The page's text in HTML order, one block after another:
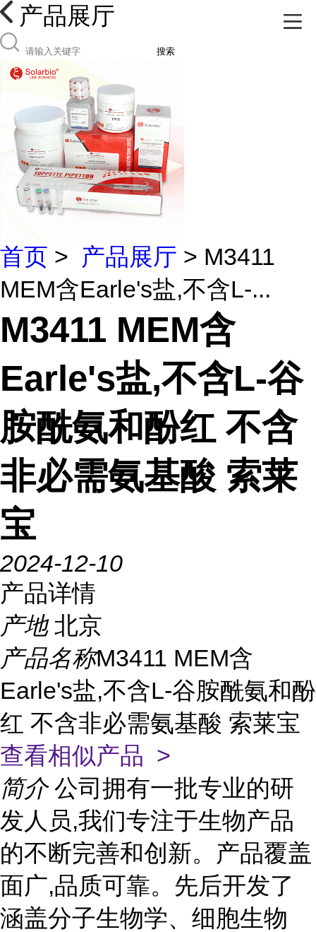
产品展厅
搜索
首页 > 产品展厅 > M3411
MEM含Earle's盐,不含L-...
M3411 MEM含
Earle's盐,不含L-谷
胺酰氨和酚红 不含
非必需氨基酸 索莱
宝
2024-12-10
产品详情
产地 北京
产品名称M3411 MEM含
Earle's盐,不含L-谷胺酰氨和酚
红 不含非必需氨基酸 索莱宝
查看相似产品 >
简介 公司拥有一批专业的研
发人员,我们专注于生物产品
的不断完善和创新。产品覆盖
面广,品质可靠。先后开发了
涵盖分子生物学、细胞生物